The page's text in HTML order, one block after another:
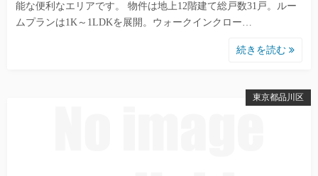
能な便利なエリアです。 物件は地上12階建て総戸数31戸。ルー
ムプランは1K～1LDKを展開。ウォークインクロー…
続きを読む
東京都品川区